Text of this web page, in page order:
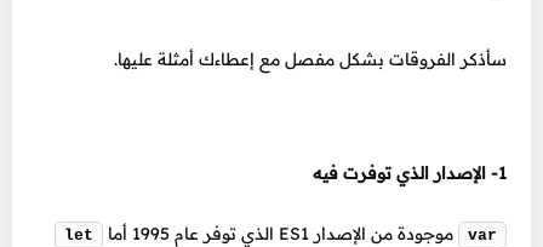
سأذكر الفروقات بشكل مفصل مع إعطاءك أمثلة عليها.
1- الإصدار الذي توفرت فيه
var موجودة من الإصدار ES1 الذي توفر عام 1995 أما let